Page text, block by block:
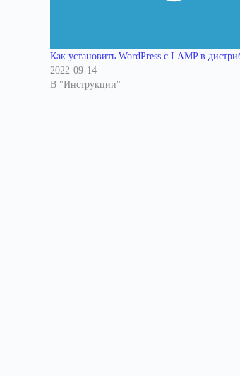
Как установить WordPress с LAMP в
2022-09-14
В "Инструкции"